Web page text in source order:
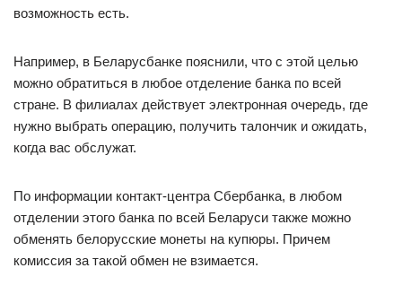
возможность есть.
Например, в Беларусбанке пояснили, что с этой целью
можно обратиться в любое отделение банка по всей
стране. В филиалах действует электронная очередь, где
нужно выбрать операцию, получить талончик и ожидать,
когда вас обслужат.
По информации контакт-центра Сбербанка, в любом
отделении этого банка по всей Беларуси также можно
обменять белорусские монеты на купюры. Причем
комиссия за такой обмен не взимается.